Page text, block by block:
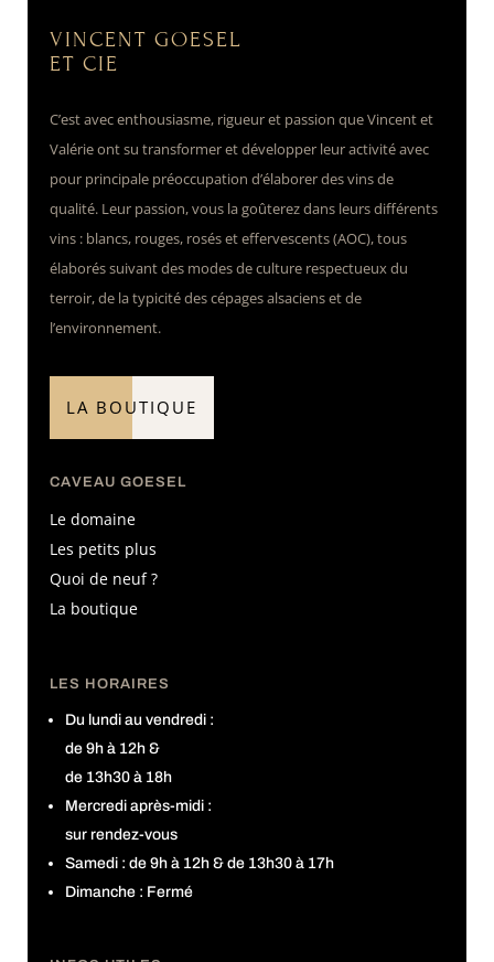
VINCENT GOESEL
ET CIE
C’est avec enthousiasme, rigueur et passion que Vincent et
Valérie ont su transformer et développer leur activité avec
pour principale préoccupation d’élaborer des vins de
qualité. Leur passion, vous la goûterez dans leurs différents
vins : blancs, rouges, rosés et effervescents (AOC), tous
élaborés suivant des modes de culture respectueux du
terroir, de la typicité des cépages alsaciens et de
l’environnement.
LA BOUTIQUE
CAVEAU GOESEL
Le domaine
Les petits plus
Quoi de neuf ?
La boutique
LES HORAIRES
Du lundi au vendredi :
de 9h à 12h &
de 13h30 à 18h
Mercredi après-midi :
sur rendez-vous
Samedi : de 9h à 12h & de 13h30 à 17h
Dimanche : Fermé